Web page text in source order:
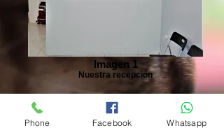
Imagen 1
Nuestra recepción
Phone Facebook Whatsapp